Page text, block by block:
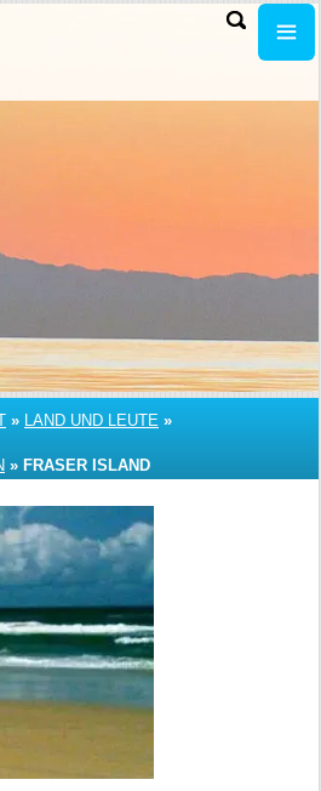
» LAND UND LEUTE »
» FRASER ISLAND